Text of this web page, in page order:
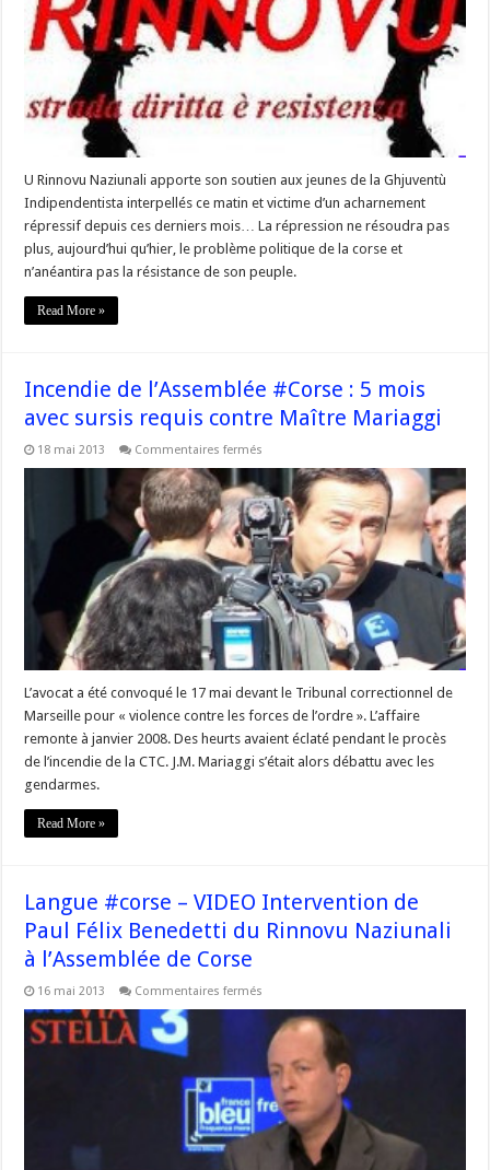
Naziunali
communique
U Rinnovu Naziunali apporte son soutien aux jeunes de la Ghjuventù
Indipendentista interpellés ce matin et victime d’un acharnement
répressif depuis ces derniers mois… La répression ne résoudra pas
plus, aujourd’hui qu’hier, le problème politique de la corse et
n’anéantira pas la résistance de son peuple.
Read More »
Incendie de l’Assemblée #Corse : 5 mois
avec sursis requis contre Maître Mariaggi
18 mai 2013 Commentaires fermés
l’Assemblée
#Corse
:
5
mois
avec
sursis
requis
contre
Maître
Mariaggi
L’avocat a été convoqué le 17 mai devant le Tribunal correctionnel de
Marseille pour « violence contre les forces de l’ordre ». L’affaire
remonte à janvier 2008. Des heurts avaient éclaté pendant le procès
de l’incendie de la CTC. J.M. Mariaggi s’était alors débattu avec les
gendarmes.
Read More »
Langue #corse – VIDEO Intervention de
Paul Félix Benedetti du Rinnovu Naziunali
à l’Assemblée de Corse
16 mai 2013 Commentaires fermés
#corse
VIDEO
Intervention
de
Paul
Félix
Benedetti
du
Rinnovu
Naziunali